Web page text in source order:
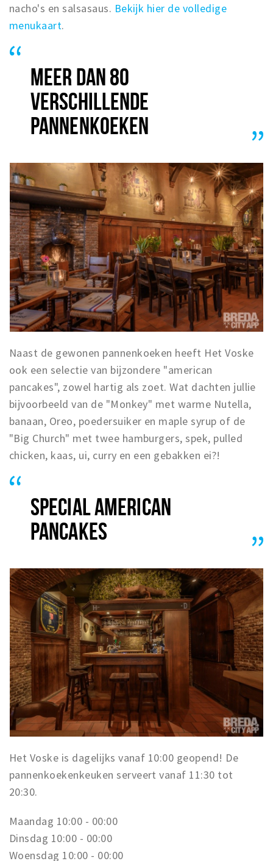
nacho's en salsasaus. Bekijk hier de volledige
menukaart.
MEER DAN 80
VERSCHILLENDE
PANNENKOEKEN
Naast de gewonen pannenkoeken heeft Het Voske
ook een selectie van bijzondere "american
pancakes", zowel hartig als zoet. Wat dachten jullie
bijvoorbeeld van de "Monkey" met warme Nutella,
banaan, Oreo, poedersuiker en maple syrup of de
"Big Church" met twee hamburgers, spek, pulled
chicken, kaas, ui, curry en een gebakken ei?!
SPECIAL AMERICAN
PANCAKES
Het Voske is dagelijks vanaf 10:00 geopend! De
pannenkoekenkeuken serveert vanaf 11:30 tot
20:30.
Maandag 10:00 - 00:00
Dinsdag 10:00 - 00:00
Woensdag 10:00 - 00:00